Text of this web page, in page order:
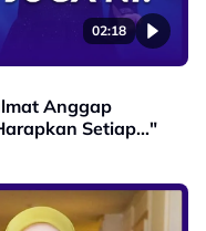
02:18
Anggap
Setiap..."